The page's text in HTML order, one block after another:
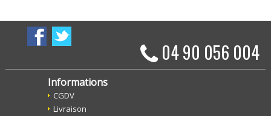
04 90 056 004
Informations
CGDV
Livraison